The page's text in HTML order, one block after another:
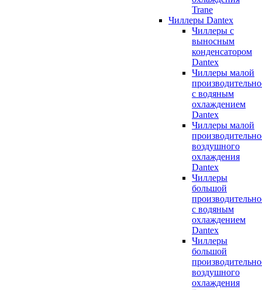
Trane
Чиллеры Dantex
Чиллеры с
выносным
конденсатором
Dantex
Чиллеры малой
с водяным
охлаждением
Dantex
Чиллеры малой
воздушного
охлаждения
Dantex
Чиллеры
большой
с водяным
охлаждением
Dantex
Чиллеры
большой
воздушного
охлаждения